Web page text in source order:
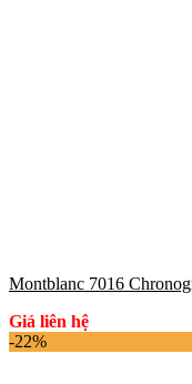
Montblanc 7016
Giá liên hệ
-22%